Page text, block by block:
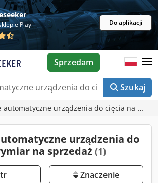
Play Do aplikacji
Szukaj
Sprzedam
automatyczne urządzenia do cięcia na
urządzenia do
na sprzedaż (1)
Znaczenie